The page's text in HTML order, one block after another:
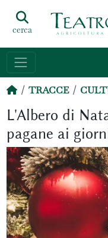
cerca
TRACCE
L'Albero di
pagane ai